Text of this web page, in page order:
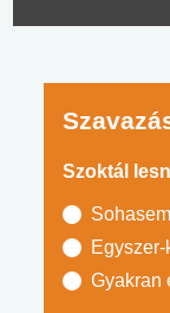
Szoktál
Gyakran